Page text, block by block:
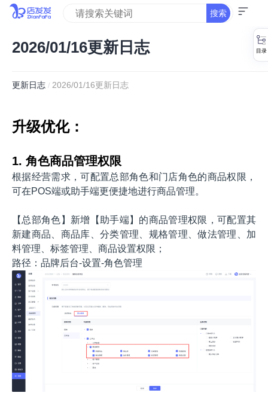
搜索
2026/01/16更新日志
更新日志 / 2026/01/16更新日志
升级优化：
1. 角色商品管理权限
根据经营需求，可配置总部角色和门店角色的商品权限，
可在POS端或助手端更便捷地进行商品管理。
【总部角色】新增【助手端】的商品管理权限，可配置其
新建商品、商品库、分类管理、规格管理、做法管理、加
料管理、标签管理、商品设置权限；
路径：品牌后台-设置-角色管理